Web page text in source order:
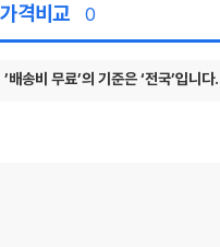
가격비교 0
’배송비 무료’의 기준은 ‘전국’입니다.